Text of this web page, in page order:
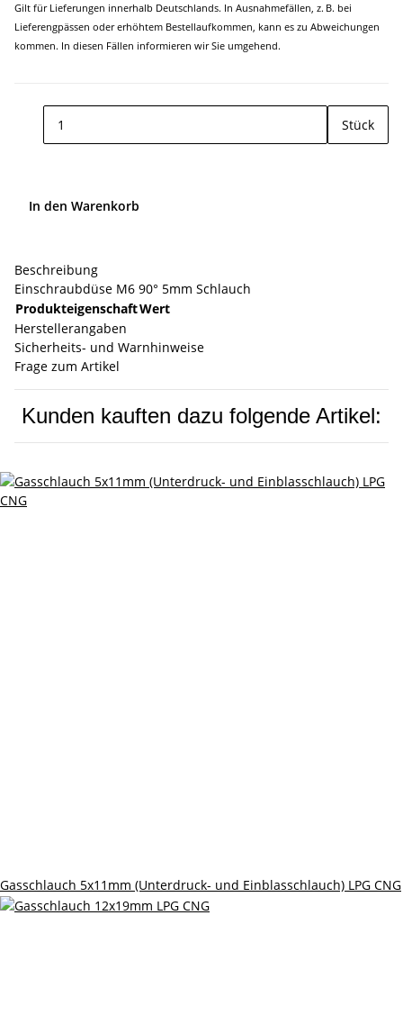
Gilt für Lieferungen innerhalb Deutschlands. In Ausnahmefällen, z. B. bei
Lieferengpässen oder erhöhtem Bestellaufkommen, kann es zu Abweichungen
kommen. In diesen Fällen informieren wir Sie umgehend.
Stück
In den Warenkorb
Beschreibung
Einschraubdüse M6 90° 5mm Schlauch
ProdukteigenschaftWert
Herstellerangaben
Sicherheits- und Warnhinweise
Frage zum Artikel
Kunden kauften dazu folgende Artikel:
Gasschlauch 5x11mm (Unterdruck- und Einblasschlauch) LPG CNG